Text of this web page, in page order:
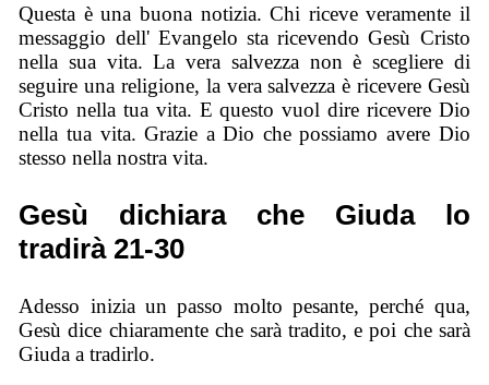
Questa è una buona notizia. Chi riceve veramente il
messaggio dell' Evangelo sta ricevendo Gesù Cristo
nella sua vita. La vera salvezza non è scegliere di
seguire una religione, la vera salvezza è ricevere Gesù
Cristo nella tua vita. E questo vuol dire ricevere Dio
nella tua vita. Grazie a Dio che possiamo avere Dio
stesso nella nostra vita.
Gesù dichiara che Giuda lo
tradirà 21-30
Adesso inizia un passo molto pesante, perché qua,
Gesù dice chiaramente che sarà tradito, e poi che sarà
Giuda a tradirlo.